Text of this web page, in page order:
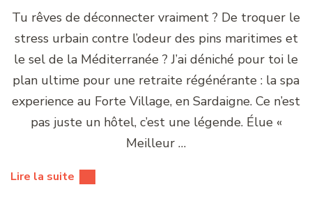
Tu rêves de déconnecter vraiment ? De troquer le
stress urbain contre l’odeur des pins maritimes et
le sel de la Méditerranée ? J’ai déniché pour toi le
plan ultime pour une retraite régénérante : la spa
experience au Forte Village, en Sardaigne. Ce n’est
pas juste un hôtel, c’est une légende. Élue «
Meilleur …
Lire la suite